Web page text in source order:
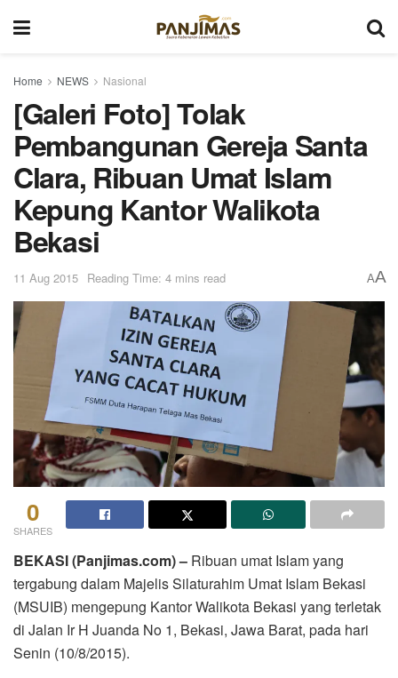
Home NEWS Nasional
[Galeri Foto] Tolak
Pembangunan Gereja Santa
Clara, Ribuan Umat Islam
Kepung Kantor Walikota
Bekasi
11 Aug 2015 Reading Time: 4 mins read AA
0
SHARES
BEKASI (Panjimas.com) – Ribuan umat Islam yang
tergabung dalam Majelis Silaturahim Umat Islam Bekasi
(MSUIB) mengepung Kantor Walikota Bekasi yang terletak
di Jalan Ir H Juanda No 1, Bekasi, Jawa Barat, pada hari
Senin (10/8/2015).